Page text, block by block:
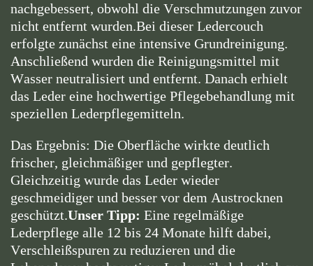
nachgebessert, obwohl die Verschmutzungen zuvor
nicht entfernt wurden.Bei dieser Ledercouch
erfolgte zunächst eine intensive Grundreinigung.
Anschließend wurden die Reinigungsmittel mit
Wasser neutralisiert und entfernt. Danach erhielt
das Leder eine hochwertige Pflegebehandlung mit
speziellen Lederpflegemitteln.
Das Ergebnis: Die Oberfläche wirkte deutlich
frischer, gleichmäßiger und gepflegter.
Gleichzeitig wurde das Leder wieder
geschmeidiger und besser vor dem Austrocknen
geschützt.Unser Tipp: Eine regelmäßige
Lederpflege alle 12 bis 24 Monate hilft dabei,
Verschleißspuren zu reduzieren und die